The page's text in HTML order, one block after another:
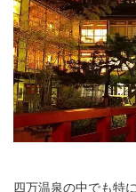
四万温泉の中でも特